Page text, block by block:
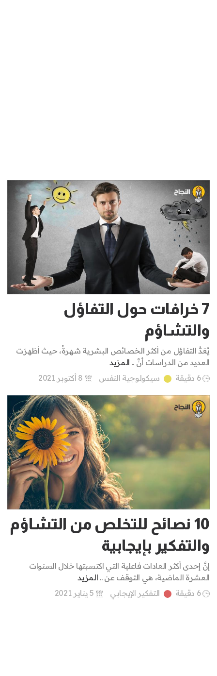
7 خرافات حول التفاؤل
والتشاؤم
يُعَدُّ التفاؤل من أكثر الخصائص البشرية شهرةً، حيث أظهرَت
العديد من الدراسات أنَّ .. المزيد
6 دقيقة
سيكولوجية النفس
10 نصائح للتخلص من التشاؤم
والتفكير بإيجابية
إنَّ إحدى أكثر العادات فاعلية التي اكتسبتها خلال السنوات
العشرة الماضية، هي التوقف عن .. المزيد
6 دقيقة
التفكير الإيجابي